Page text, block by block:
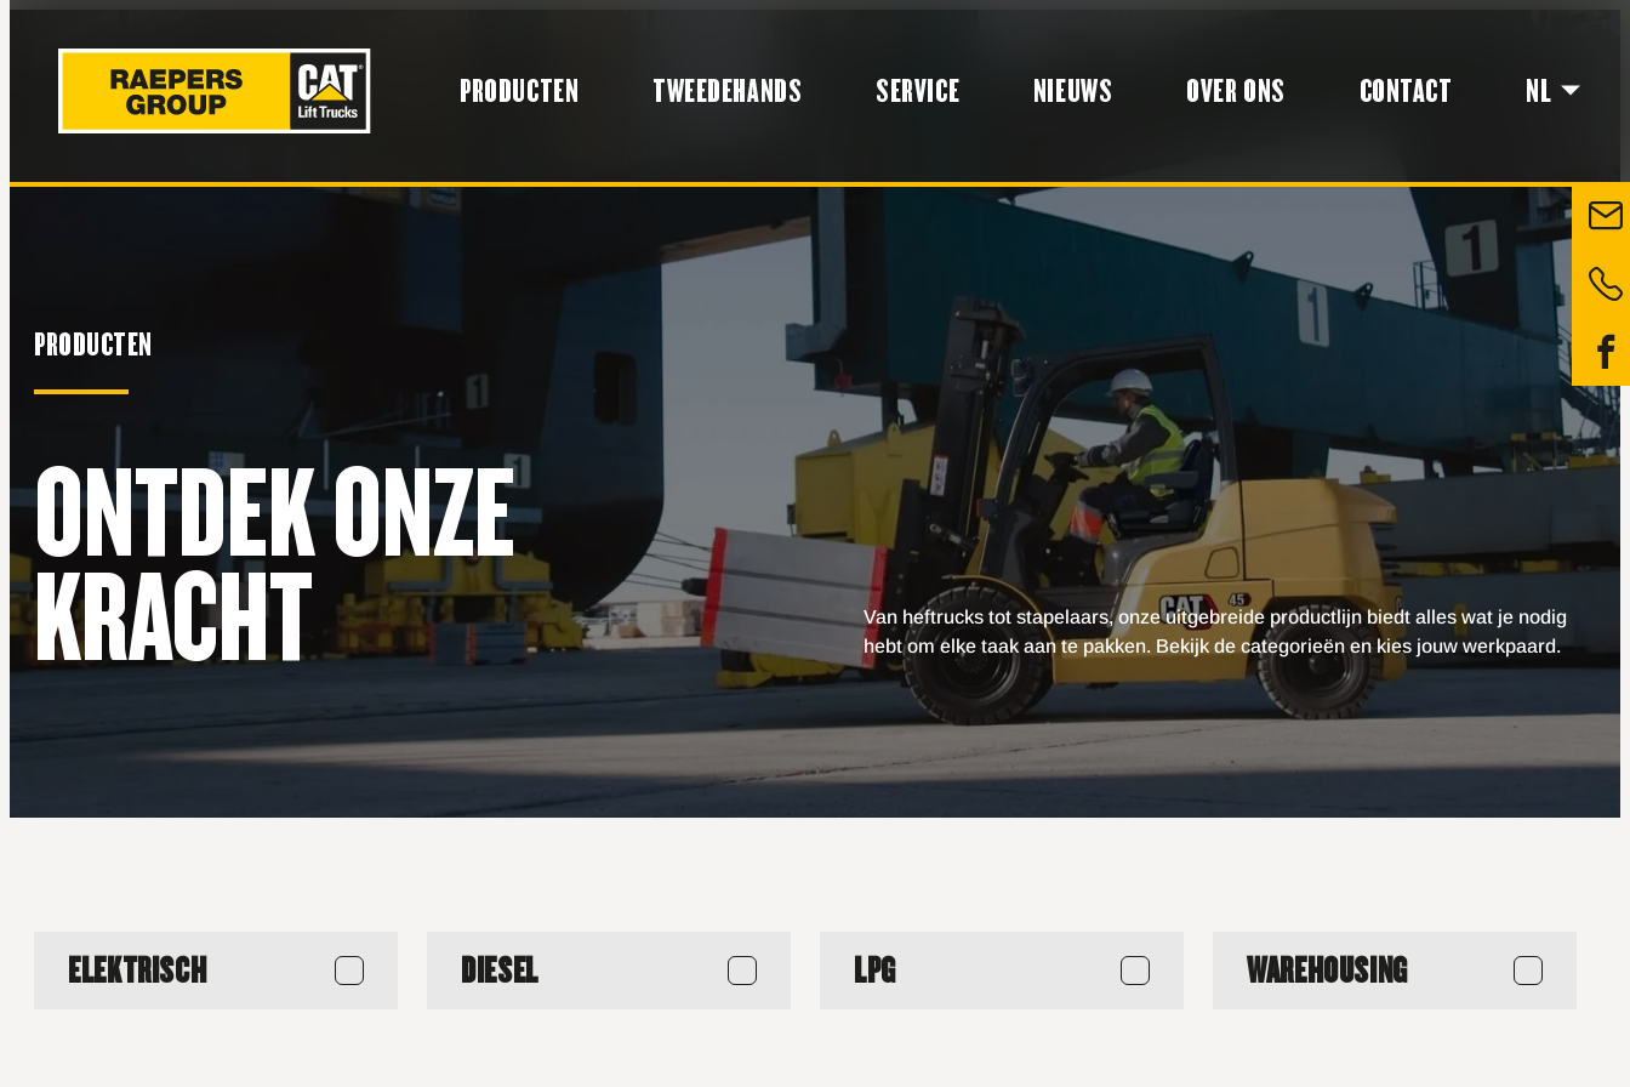
PRODUCTEN TWEEDEHANDS SERVICE NIEUWS OVER ONS CONTACT NL
PRODUCTEN
ONTDEK ONZE
KRACHT
Van heftrucks tot stapelaars, onze uitgebreide productlijn biedt alles wat je nodig
hebt om elke taak aan te pakken. Bekijk de categorieën en kies jouw werkpaard.
ELEKTRISCH DIESEL LPG WAREHOUSING